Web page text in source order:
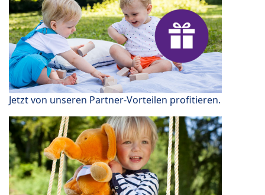
Jetzt von unseren Partner-Vorteilen profitieren.